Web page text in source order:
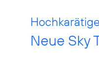
Neue Sky